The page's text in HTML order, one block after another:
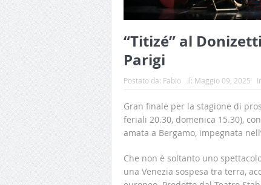
“Titizé” al
Parigi
Postato da: Fabio il: Maggio 09, 2025
Gran finale per la stagione di
feriali 20.30, domenica 15.30),
amata a Bergamo, impegnata
Che non è soltanto uno
una Venezia sospesa tra terra,